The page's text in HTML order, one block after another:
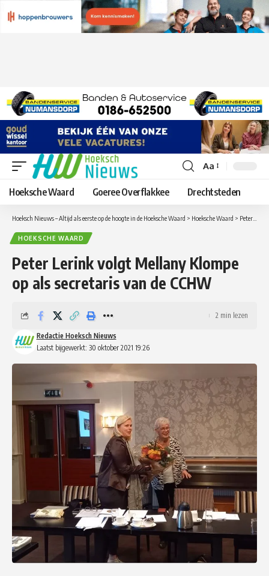
Lettergrootte
aanpassen
Aa
Hoeksche Waard Goeree Overflakkee Drechtsteden
Hoeksch Nieuws – Altijd als eerste op de hoogte in de Hoeksche Waard > Hoeksche Waard > Peter Lerink volgt Mellany Klompe op als secretaris van de CCHW
HOEKSCHE WAARD
Peter Lerink volgt Mellany Klompe
op als secretaris van de CCHW
Laatst bijgewerkt: 30 oktober 2021 19:26
Redactie Hoeksch Nieuws
2 min lezen